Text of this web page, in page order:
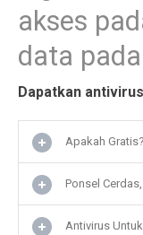
akses
data
Dapatkan
Apakah Gratis?
Ponsel
Antivirus